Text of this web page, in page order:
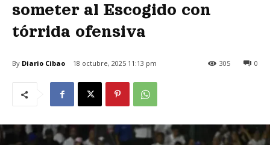
someter al Escogido con
tórrida ofensiva
By Diario Cibao 18 octubre, 2025 11:13 pm 0
305